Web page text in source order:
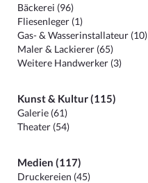
Bäckerei (96)
Fliesenleger (1)
Gas- & Wasserinstallateur (10)
Maler & Lackierer (65)
Weitere Handwerker (3)
Kunst & Kultur (115)
Galerie (61)
Theater (54)
Medien (117)
Druckereien (45)